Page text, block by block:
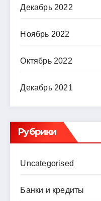
Декабрь 2022
Ноябрь 2022
Октябрь 2022
Декабрь 2021
Рубрики
Uncategorised
Банки и кредиты